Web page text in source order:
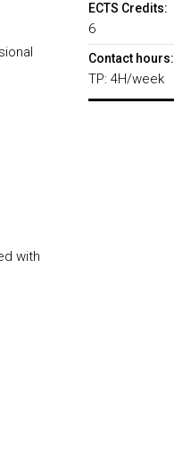
with
ECTS Credits:
6
Contact hours:
TP: 4H/week